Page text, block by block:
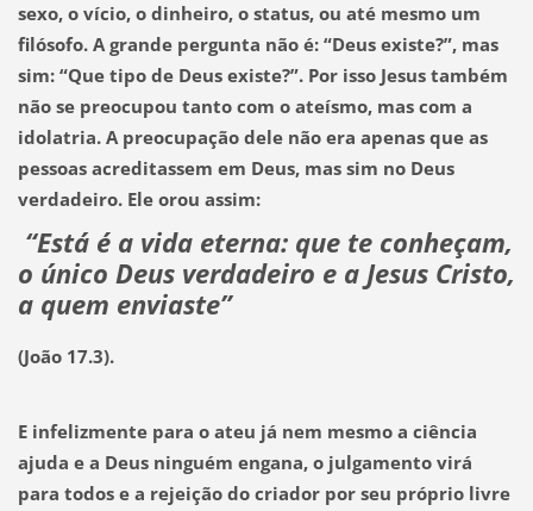
sexo, o vício, o dinheiro, o status, ou até mesmo um
filósofo. A grande pergunta não é: “Deus existe?”, mas
sim: “Que tipo de Deus existe?”. Por isso Jesus também
não se preocupou tanto com o ateísmo, mas com a
idolatria. A preocupação dele não era apenas que as
pessoas acreditassem em Deus, mas sim no Deus
verdadeiro. Ele orou assim:
“Está é a vida eterna: que te conheçam,
o único Deus verdadeiro e a Jesus Cristo,
a quem enviaste”
(João 17.3).
E infelizmente para o ateu já nem mesmo a ciência
ajuda e a Deus ninguém engana, o julgamento virá
para todos e a rejeição do criador por seu próprio livre